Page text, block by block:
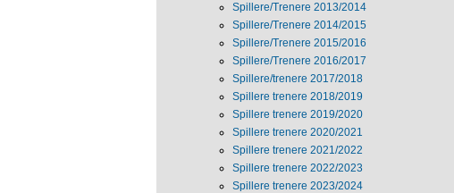
Spillere/Trenere 2013/2014
Spillere/Trenere 2014/2015
Spillere/Trenere 2015/2016
Spillere/Trenere 2016/2017
Spillere/trenere 2017/2018
Spillere trenere 2018/2019
Spillere trenere 2019/2020
Spillere trenere 2020/2021
Spillere trenere 2021/2022
Spillere trenere 2022/2023
Spillere trenere 2023/2024